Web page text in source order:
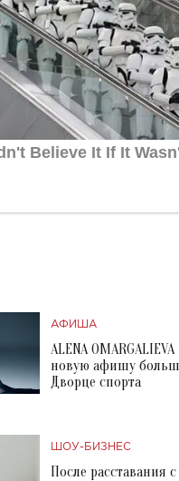
АФИША
ALENA
новую афишу
Дворце спорта
ШОУ-БИЗНЕС
После расставания